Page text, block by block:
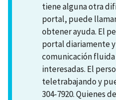
tiene alguna otra
portal, puede llamar
obtener ayuda. El
portal diariamente
comunicación fluida
interesadas. El
teletrabajando y
304-7920. Quienes